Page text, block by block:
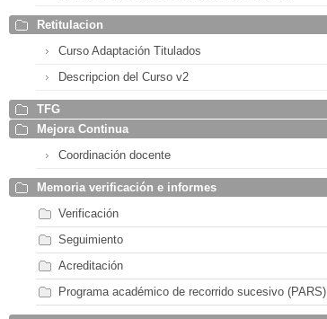
Retitulacion
Curso Adaptación Titulados
Descripcion del Curso v2
TFG
Mejora Continua
Coordinación docente
Memoria verificación e informes
Verificación
Seguimiento
Acreditación
Programa académico de recorrido sucesivo (PARS)